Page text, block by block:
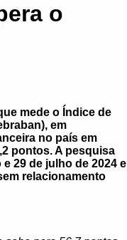
o
mede o Índice de
em
no país em
pontos. A pesquisa
29 de julho de 2024 e
relacionamento